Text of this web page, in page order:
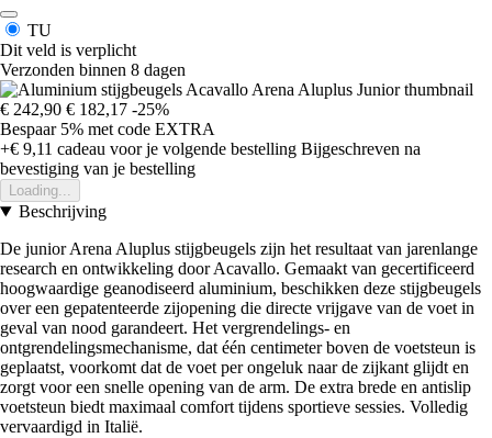
TU
Dit veld is verplicht
Verzonden binnen 8 dagen
€ 242,90 € 182,17 -25%
Bespaar 5% met code EXTRA
+€ 9,11 cadeau voor je volgende bestelling Bijgeschreven na
bevestiging van je bestelling
Loading...
Beschrijving
De junior Arena Aluplus stijgbeugels zijn het resultaat van jarenlange
research en ontwikkeling door Acavallo. Gemaakt van gecertificeerd
hoogwaardige geanodiseerd aluminium, beschikken deze stijgbeugels
over een gepatenteerde zijopening die directe vrijgave van de voet in
geval van nood garandeert. Het vergrendelings- en
ontgrendelingsmechanisme, dat één centimeter boven de voetsteun is
geplaatst, voorkomt dat de voet per ongeluk naar de zijkant glijdt en
zorgt voor een snelle opening van de arm. De extra brede en antislip
voetsteun biedt maximaal comfort tijdens sportieve sessies. Volledig
vervaardigd in Italië.